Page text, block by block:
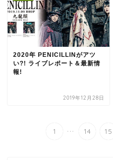
2020年 PENICILLINがアツ
い?! ライブレポート＆最新情
報!
2019年12月28日
1 ... 14 15